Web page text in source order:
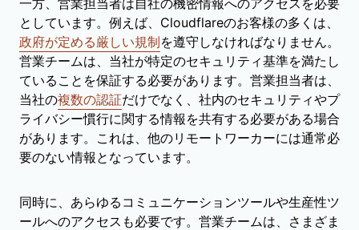
としています。例えば、Cloudflareのお客様の多くは、
政府が定める厳しい規制を遵守しなければなりません。
営業チームは、当社が特定のセキュリティ基準を満たし
ていることを保証する必要があります。営業担当者は、
当社の複数の認証だけでなく、社内のセキュリティやプ
ライバシー慣行に関する情報を共有する必要がある場合
があります。これは、他のリモートワーカーには通常必
要のない情報となっています。
同時に、あらゆるコミュニケーションツールや生産性ツ
ールへのアクセスも必要です。営業チームは、さまざま